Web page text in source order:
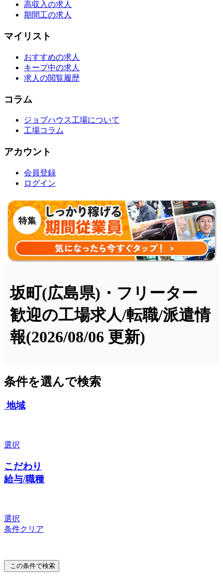
高収入の求人
期間工の求人
マイリスト
おすすめの求人
キープ中の求人
求人の閲覧履歴
コラム
ジョブハウス工場について
工場コラム
アカウント
会員登録
ログイン
坂町(広島県)・フリーター
歓迎の工場求人/転職/派遣情
報(2026/08/06 更新)
条件を選んで検索
地域
選択
こだわり
給与/職種
選択
条件クリア
この条件で検索